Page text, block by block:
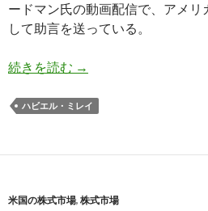
ードマン氏の動画配信で、アメ
して助言を送っている。
続きを読む ミレイ大統領: トラン
→
ハビエル・ミレイ
米国の株式市場, 株式市場